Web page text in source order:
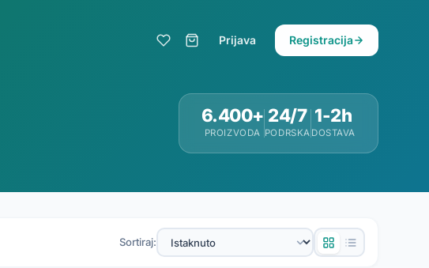
Prijava Registracija
6.400+
PROIZVODA
24/7
PODRSKA
1-2h
DOSTAVA
Sortiraj: